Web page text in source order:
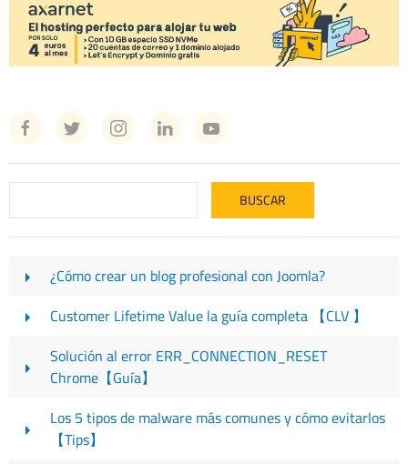
¿Cómo crear un blog profesional con Joomla?
Customer Lifetime Value la guía completa 【CLV 】
Solución al error ERR_CONNECTION_RESET
Chrome【Guía】
Los 5 tipos de malware más comunes y cómo evitarlos
【Tips】